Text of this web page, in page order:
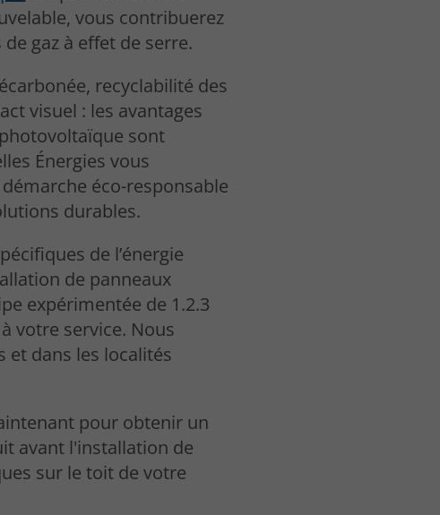
vous contribuerez
gaz à effet de serre.
recyclabilité des
visuel : les avantages
sont
Énergies vous
éco-responsable
durables.
de l’énergie
de panneaux
expérimentée de 1.2.3
votre service. Nous
et dans les localités
pour obtenir un
avant l'installation de
sur le toit de votre